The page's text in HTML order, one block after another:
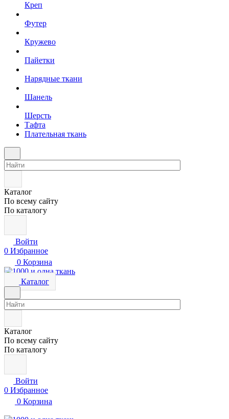
Креп
Футер
Кружево
Пайетки
Нарядные ткани
Шанель
Шерсть
Тафта
Плательная ткань
Каталог
По всему сайту
По каталогу
Войти
0 Избранное
0 Корзина
Каталог
Каталог
По всему сайту
По каталогу
Войти
0 Избранное
0 Корзина